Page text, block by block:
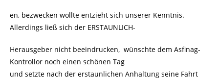
en, bezwecken wollte entzieht sich unserer Kenntnis.
Allerdings ließ sich der ERSTAUNLICH-
Herausgeber nicht beeindrucken, wünschte dem Asfinag-
Kontrollor noch einen schönen Tag
und setzte nach der erstaunlichen Anhaltung seine Fahrt